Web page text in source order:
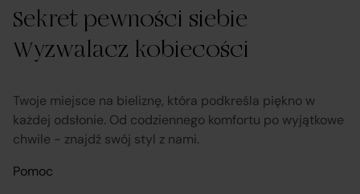
Sekret pewności siebie
Wyzwalacz kobiecości
Twoje miejsce na bieliznę, która podkreśla piękno w
każdej odsłonie. Od codziennego komfortu po wyjątkowe
chwile - znajdź swój styl z nami.
Pomoc
obsługuje odstąpienie od umowy pośrednictwa;
umowy sprzedaży;
koordynuje proces odstąpienia od umowy sprzedaży
– w tym przyjmuje oświadczenia Klientów, potwierdza